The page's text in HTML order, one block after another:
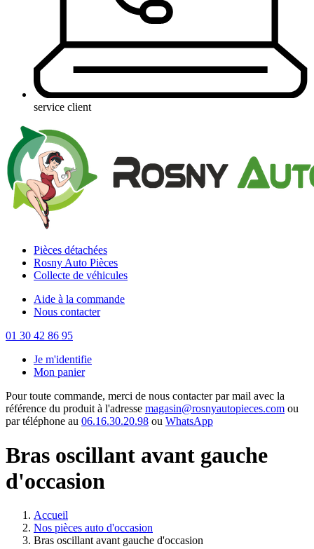
service client
Pièces détachées
Rosny Auto Pièces
Collecte de véhicules
Aide à la commande
Nous contacter
01 30 42 86 95
Je m'identifie
Mon panier
Pour toute commande, merci de nous contacter par mail avec la
référence du produit à l'adresse magasin@rosnyautopieces.com ou
par téléphone au 06.16.30.20.98 ou WhatsApp
Bras oscillant avant gauche
d'occasion
Accueil
Nos pièces auto d'occasion
Bras oscillant avant gauche d'occasion